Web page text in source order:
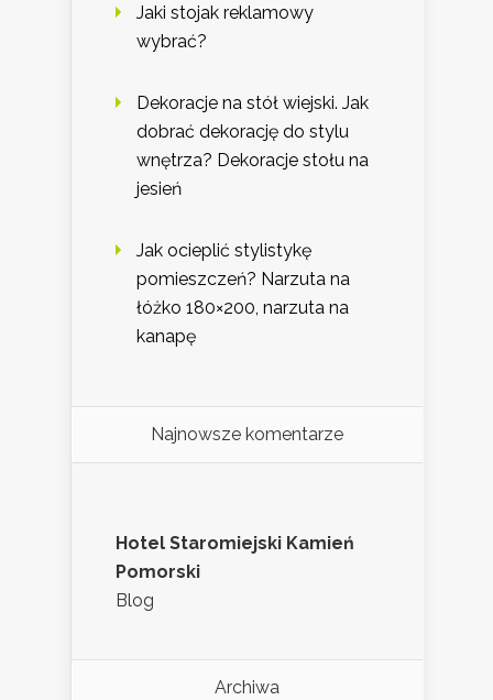
Jaki stojak reklamowy
wybrać?
Dekoracje na stół wiejski. Jak
dobrać dekorację do stylu
wnętrza? Dekoracje stołu na
jesień
Jak ocieplić stylistykę
pomieszczeń? Narzuta na
łóżko 180×200, narzuta na
kanapę
Najnowsze komentarze
Hotel Staromiejski Kamień
Pomorski
Blog
Archiwa